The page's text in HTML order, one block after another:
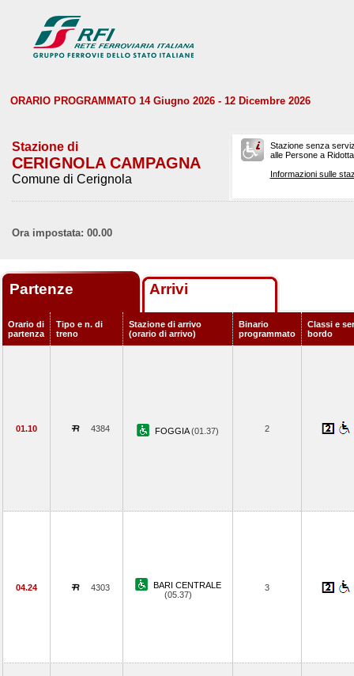
ORARIO PROGRAMMATO 14 Giugno 2026 - 12 Dicembre 2026
Stazione di
CERIGNOLA CAMPAGNA
Comune di Cerignola
Stazione senza
alle Persone a
Informazioni sulle
Ora impostata: 00.00
Partenze Arrivi
Orario di
partenza
Tipo e n. di
treno
Stazione di arrivo
(orario di arrivo)
Binario
programmato
Classi e
bordo
01.10 4384 FOGGIA(01.37) 2
04.24 4303
BARI CENTRALE
(05.37)
3